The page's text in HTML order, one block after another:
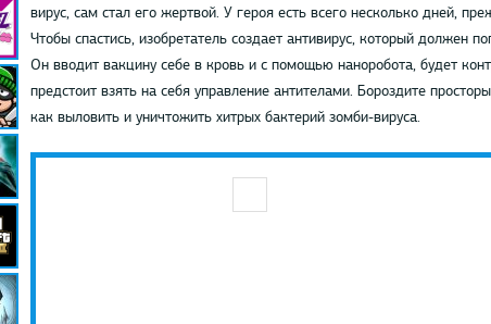
вирус, сам стал его жертвой. У героя есть всего несколько дней,
Чтобы спастись, изобретатель создает антивирус, который должен
Он вводит вакцину себе в кровь и с помощью наноробота, будет
предстоит взять на себя управление антителами. Бороздите
как выловить и уничтожить хитрых бактерий зомби-вируса.